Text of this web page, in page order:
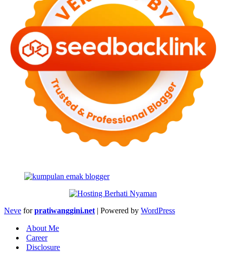
Neve forpratiwanggini.net | Powered by WordPress
About Me
Career
Disclosure